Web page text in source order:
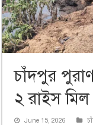
চাঁদপুর
২ রাইস মিল
June 15, 2026